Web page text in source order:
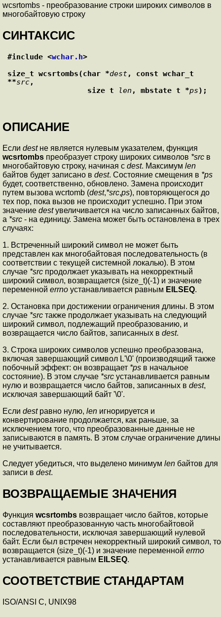
wcsrtombs - преобразование строки широких символов в
многобайтовую строку
СИНТАКСИС
#include <wchar.h>
size_t wcsrtombs(char *dest, const wchar_t
**src,
                  size_t
len , mbstate_t *ps);
ОПИСАНИЕ
Если destне является нулевым указателем, функция
wcsrtombs преобразует строку широких символов *src в
многобайтовую строку, начиная с dest. Максимум len
байтов будет записано в dest. Состояние смещения в *ps
будет, соответственно, обновлено. Замена происходит
путем вызова wcrtomb (dest,*src,ps), повторяющегося до
тех пор, пока вызов не происходит успешно. При этом
значение destувеличивается на число записанных байтов,
а *src - на единицу. Замена может быть остановлена в трех
случаях:
1. Встреченный широкий символ не может быть
представлен как многобайтовая последовательность (в
соответствии с текущей системной локалью). В этом
случае *src продолжает указывать на некорректный
широкий символ, возвращается (size_t)(-1) и значение
переменной errno устанавливается равным EILSEQ.
2. Остановка при достижении ограничения длины. В этом
случае *src также продолжает указывать на следующий
широкий символ, подлежащий преобразованию, и
возвращается число байтов, записанных в dest.
3. Строка широких символов успешно преобразована,
включая завершающий символ L'\0' (производящий также
побочный эффект: он возвращает *ps в начальное
состояние). В этом случае *src устанавливается равным
нулю и возвращается число байтов, записанных в dest,
исключая завершающий байт '\0'.
Если destравно нулю, len игнорируется и
конвертирование продолжается, как раньше, за
исключением того, что преобразованные данные не
записываются в память. В этом случае ограничение длины
не учитывается.
Следует убедиться, что выделено минимум len байтов для
записи в dest.
ВОЗВРАЩАЕМЫЕ ЗНАЧЕНИЯ
Функция wcsrtombs возвращает число байтов, которые
составляют преобразованную часть многобайтовой
последовательности, исключая завершающий нулевой
байт. Если был встречен некорректный широкий символ, то
возвращается (size_t)(-1) и значение переменной errno
устанавливается равным EILSEQ.
СООТВЕТСТВИЕ СТАНДАРТАМ
ISO/ANSI C, UNIX98